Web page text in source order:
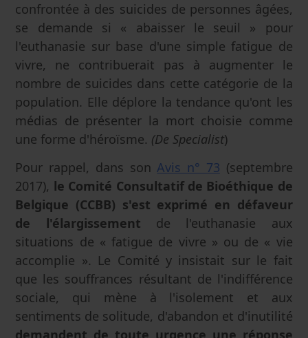
confrontée à des suicides de personnes âgées,
se demande si « abaisser le seuil » pour
l'euthanasie sur base d'une simple fatigue de
vivre, ne contribuerait pas à augmenter le
nombre de suicides dans cette catégorie de la
population. Elle déplore la tendance qu'ont les
médias de présenter la mort choisie comme
une forme d'héroïsme. (De Specialist)
Pour rappel, dans son Avis n° 73 (septembre
2017), le Comité Consultatif de Bioéthique de
Belgique (CCBB) s'est exprimé en défaveur
de l'élargissement de l'euthanasie aux
situations de « fatigue de vivre » ou de « vie
accomplie ». Le Comité y insistait sur le fait
que les souffrances résultant de l'indifférence
sociale, qui mène à l'isolement et aux
sentiments de solitude, d'abandon et d'inutilité
demandent de toute urgence une réponse